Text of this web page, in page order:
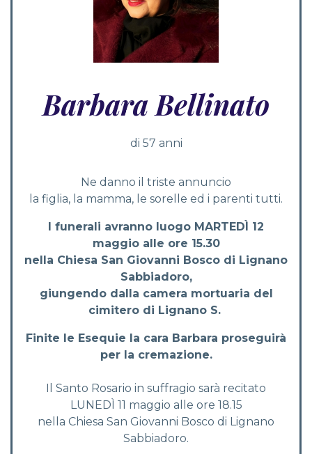
Barbara Bellinato
di 57 anni
Ne danno il triste annuncio
la figlia, la mamma, le sorelle ed i parenti tutti.
I funerali avranno luogo MARTEDÌ 12
maggio alle ore 15.30
nella Chiesa San Giovanni Bosco di Lignano
Sabbiadoro,
giungendo dalla camera mortuaria del
cimitero di Lignano S.
Finite le Esequie la cara Barbara proseguirà
per la cremazione.
Il Santo Rosario in suffragio sarà recitato
LUNEDÌ 11 maggio alle ore 18.15
nella Chiesa San Giovanni Bosco di Lignano
Sabbiadoro.